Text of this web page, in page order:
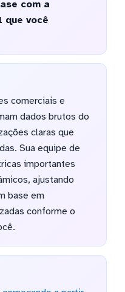
com a
que você
comerciais e
dados brutos do
claras que
Sua equipe de
importantes
ajustando
base em
conforme o